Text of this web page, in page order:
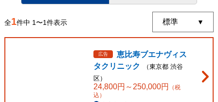
全1件中 1〜1件表示
広告
恵比寿ブエナヴィス
タクリニック
（東京都 渋谷
区）
24,800円～250,000円
（税
込）